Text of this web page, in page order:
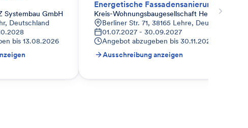
Systembau GmbH
Deutschland
bis 13.08.2026
Kreis-Wohnungsbaugesellschaft Helmstedt
Berliner Str. 71, 38165 Lehre, Deutschland
01.07.2027 - 30.09.2027
Angebot abzugeben bis 30.11.2026
Ausschreibung anzeigen